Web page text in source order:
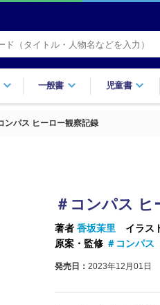
一般書 児童書
ンパス ヒーロー観察記録
＃コンパス ヒ
著者 香坂茉里 イラス
原案・監修 ＃コンパ
発売日： 2023年12月01日